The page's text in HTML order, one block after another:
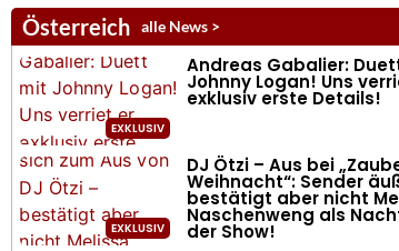
Österreich alle News >
Andreas Gabalier:
Johnny Logan! Uns
exklusiv erste Details!
DJ Ötzi – Aus bei
Weihnacht“: Sender
bestätigt aber nicht
Naschenweng als
der Show!